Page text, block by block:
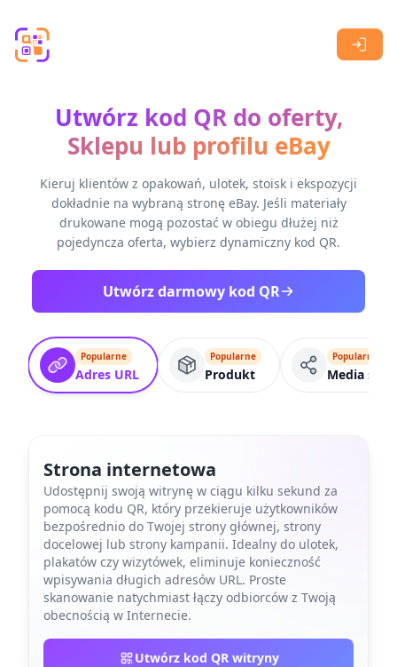
Utwórz kod QR do oferty,
Sklepu lub profilu eBay
Kieruj klientów z opakowań, ulotek, stoisk i ekspozycji
dokładnie na wybraną stronę eBay. Jeśli materiały
drukowane mogą pozostać w obiegu dłużej niż
pojedyncza oferta, wybierz dynamiczny kod QR.
Utwórz darmowy kod QR
Popularne
Adres URL
Popularne
Produkt
Popularne
Media
Strona internetowa
Udostępnij swoją witrynę w ciągu kilku sekund za
pomocą kodu QR, który przekieruje użytkowników
bezpośrednio do Twojej strony głównej, strony
docelowej lub strony kampanii. Idealny do ulotek,
plakatów czy wizytówek, eliminuje konieczność
wpisywania długich adresów URL. Proste
skanowanie natychmiast łączy odbiorców z Twoją
obecnością w Internecie.
Utwórz kod QR witryny